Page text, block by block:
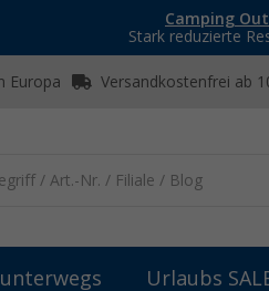
Camping
Stark reduzierte
Europa Versandkostenfrei ab
Urlaubs